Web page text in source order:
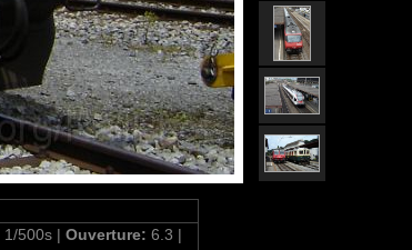
1/500s | Ouverture: 6.3 |